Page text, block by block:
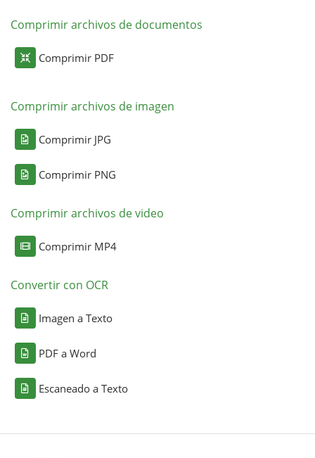
Comprimir archivos de documentos
Comprimir PDF
Comprimir archivos de imagen
Comprimir JPG
Comprimir PNG
Comprimir archivos de video
Comprimir MP4
Convertir con OCR
Imagen a Texto
PDF a Word
Escaneado a Texto